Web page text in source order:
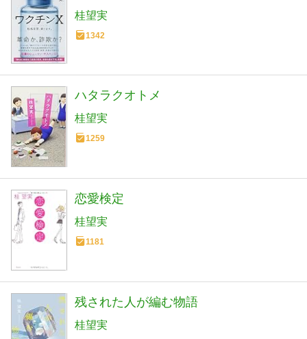
桂望実
1342
ハタラクオトメ
桂望実
1259
恋愛検定
桂望実
1181
残された人が編む物語
桂望実